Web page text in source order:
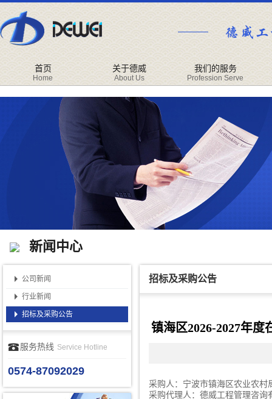
首页
Home
关于德威
About Us
我们的服务
Profession Serve
新闻中心
公司新闻
行业新闻
招标及采购公告
服务热线 Service Hotline
0574-87092029
招标及采购公告
镇海区2026-2027年
采购人 ：宁波市镇海区农业农村
采购代理人 ： 德威工程管理咨询